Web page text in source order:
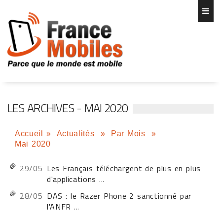
LES ARCHIVES - MAI 2020
Accueil » Actualités » Par Mois
»
Mai 2020
29/05 Les Français téléchargent de plus en plus
d'applications...
28/05 DAS : le Razer Phone 2 sanctionné par
l'ANFR ...